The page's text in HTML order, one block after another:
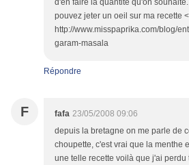
d'en faire la quantité qu'on
pouvez jeter un oeil sur ma recette
http://www.misspaprika.com/blog/
garam-masala
Répondre
F fafa 23/05/2008 09:06
depuis la bretagne on me parle de
choupette, c'est vrai que la menthe
une telle recette voilà que j'ai